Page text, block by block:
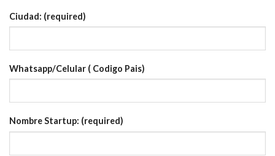
Ciudad: (required)
Whatsapp/Celular ( Codigo Pais)
Nombre Startup: (required)